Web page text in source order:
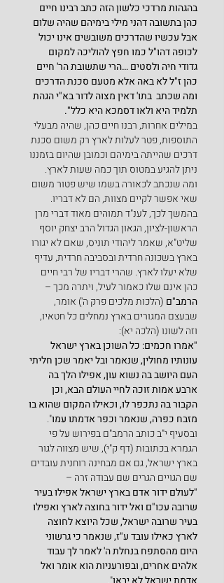
בהגהות מרדכי כלשון הזה כתב רבינו חיים
כהן בתשובה דהני מילי בימיהם שהיה שלום
אבל עכשיו שהדרכים משובשים אינו יכול
לכופה דהו"ל כמו חפץ להוליכה למקום
גדודי חיה ולסטים …הרי שתשובת הר' חיים
כהן ז"ל לא באה אלא מטעם סכנת הדרכים
ומה שכתב  בתו' דאין מצוה לדור בא"י הגהת
תלמיד היא ולאו דסמכא היא כלל".
במילים אחרות, רבנו חיים כהן, שהיה מבעלי
התוספות, פטר לעלות לארץ רק משום סכנת
דרכים שהייתה בימיהם וכמובן שהיום בזמננו
ניתן להגיע במטוס תוך כמה שעות לארץ.
ומה שנכתב לכאורה בשמו שיש פטור משום
שאי אפשר לקיים מצוות, הם לא דבריו.
בהמשך לכך, לענ"ד תמוהים מאוד דברי מרן
הראשון-לציון, הגאון הגדול הרב יצחק יוסף
שליט"א, שאמר ליהודי תוניס, שאם לא יגורו
בארץ בשכונה חרדית ובסביבה חרדית, עדיף
שלא יעלו לארץ. שהרי דבריו של רבי חיים
כהן אינם שלו כאמור לעיל, ויתרה מכך –
הרמב"ם (הלכות מלכים פרק ה') אומר,
שבעצם המגורים בארץ נמחלים כל חטאיו,
וזה לשונו (הלכה יא):
"אמרו חכמים: כל השוכן בארץ ישראל
עונותיו מחולין, שנאמר ובל יאמר שכן חליתי
העם היושב בה נשוא עון, אפילו הלך בה
ארבע אמות זוכה לחיי העולם הבא, וכן
הקבור בה נתכפר לו, וכאילו המקום שהוא בו
מזבח כפרה, שנאמר וכפר אדמתו עמו".
ובסעיף י"ב כותב הרמב"ם בפירוש על פי
הגמרא בכתובות (דף ק"י), שיש מצווה לגור
בארץ ישראל, גם אם מבחינה רוחנית עובדים
שם הגויים הגרים שם עבודה זרה –
"לעולם ידור אדם בארץ ישראל אפילו בעיר
שרובה עכו"ם ואל ידור בחוצה לארץ ואפילו
בעיר שרובה ישראל, שכל היוצא לחוצה
לארץ כאילו עובד ע"ז, שנאמר כי גרשוני
היום מהסתפח בנחלת ה' לאמר לך עבוד
אלהים אחרים, ובפורעניות הוא אומר ואל